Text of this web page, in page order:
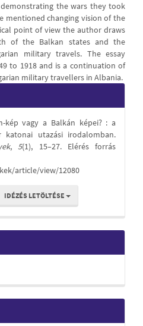
the wars they took
mentioned changing vision of the
point of view the author draws
of the Balkan states and the
military travels. The essay
to 1918 and is a continuation of
military travellers in Albania.
kép vagy a Balkán képei? : a
katonai utazási irodalomban.
, 5(1), 15–27. Elérés forrás
article/view/12080
IDÉZÉS LETÖLTÉSE